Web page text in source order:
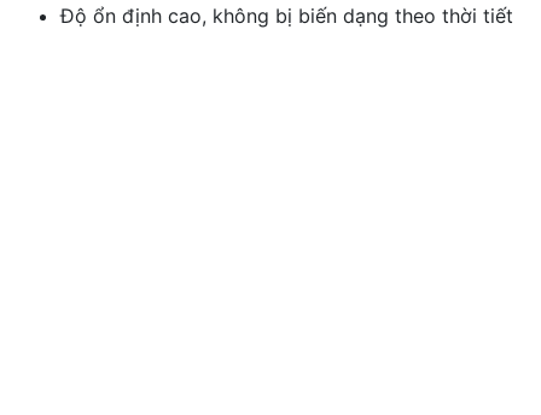
Độ ổn định cao, không bị biến dạng theo thời tiết